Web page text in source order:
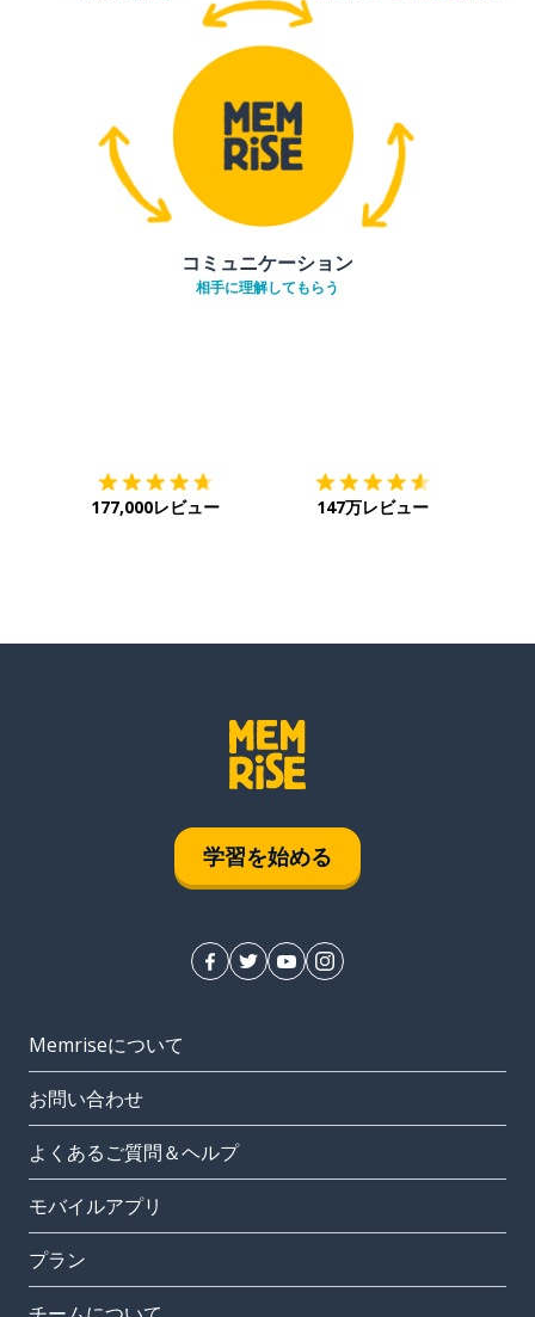
コミュニケーション
相手に理解してもらう
177,000レビュー 147万レビュー
学習を始める
Memriseについて
お問い合わせ
よくあるご質問＆ヘルプ
モバイルアプリ
プラン